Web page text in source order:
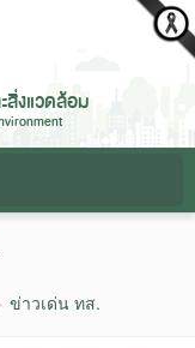
สิ่งแวดล้อม
ข่าวเด่น ทส.